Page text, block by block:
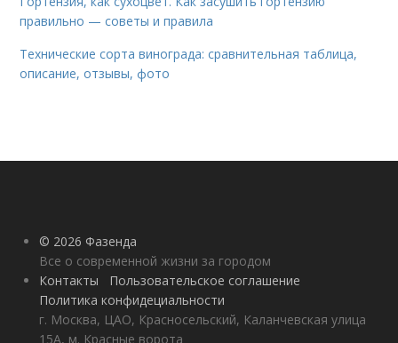
правильно — советы и правила
Технические сорта винограда: сравнительная таблица,
описание, отзывы, фото
© 2026 Фазенда
Все о современной жизни за городом
Контакты
Пользовательское соглашение
Политика конфидециальности
г. Москва, ЦАО, Красносельский, Каланчевская улица
15А, м. Красные ворота